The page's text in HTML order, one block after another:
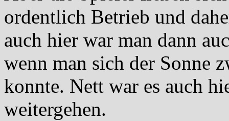
ordentlich Betrieb und
auch hier war man dann
wenn man sich der Sonne
konnte. Nett war es auch
weitergehen.